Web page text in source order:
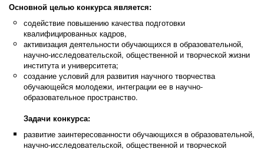
Основной целью конкурса является:
содействие повышению качества подготовки
квалифицированных кадров,
активизация деятельности обучающихся в образовательной,
научно-исследовательской, общественной и творческой жизни
института и университета;
создание условий для развития научного творчества
обучающейся молодежи, интеграции ее в научно-
образовательное пространство.
Задачи конкурса:
развитие заинтересованности обучающихся в образовательной,
научно-исследовательской, общественной и творческой